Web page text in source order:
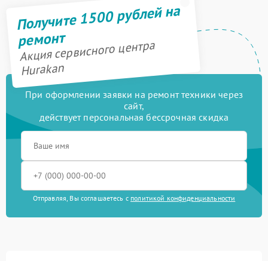
Получите 1500 рублей на
ремонт
Акция сервисного центра
Hurakan
При оформлении заявки на ремонт техники через
сайт,
действует персональная бессрочная скидка
Отправляя, Вы соглашаетесь с политикой конфиденциальности